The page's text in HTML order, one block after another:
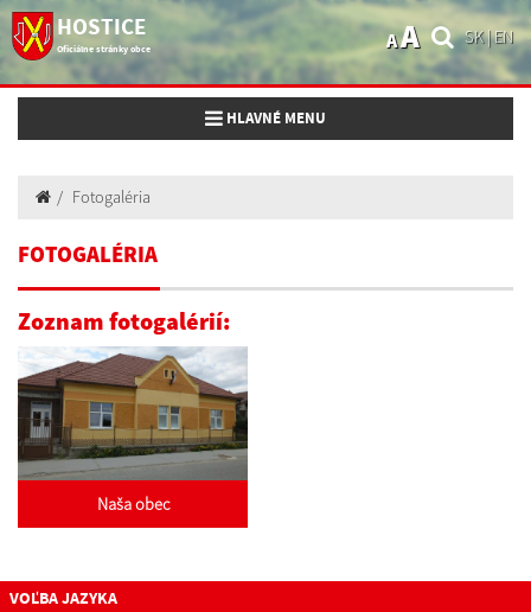
HOSTICE
Oficiálne stránky obce
SK|EN
AA
Toggle navigation
HLAVNÉ MENU
Fotogaléria
FOTOGALÉRIA
Zoznam fotogalérií:
Naša obec
VOĽBA JAZYKA